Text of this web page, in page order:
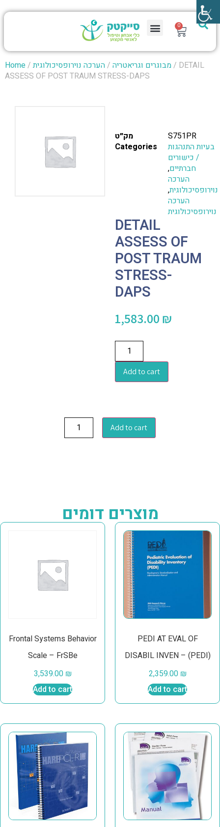
0
Home/ מבוגרים וגריאטריה /הערכה נוירופסיכולוגית
/ DETAIL
ASSESS OF POST TRAUM STRESS-DAPS
מק״ט
S751PR
Categories
בעיות התנהגות
/ כישורים
חברתיים,
הערכה
נוירופסיכולוגית,
הערכה
נוירופסיכולוגית
DETAIL
ASSESS OF
POST TRAUM
STRESS-
DAPS
1,583.00 ₪
Add to cart
Add to cart
מוצרים דומים
Frontal Systems Behavior
Scale – FrSBe
3,539.00 ₪
Add to cart
PEDI AT EVAL OF
DISABIL INVEN – (PEDI)
2,359.00 ₪
Add to cart